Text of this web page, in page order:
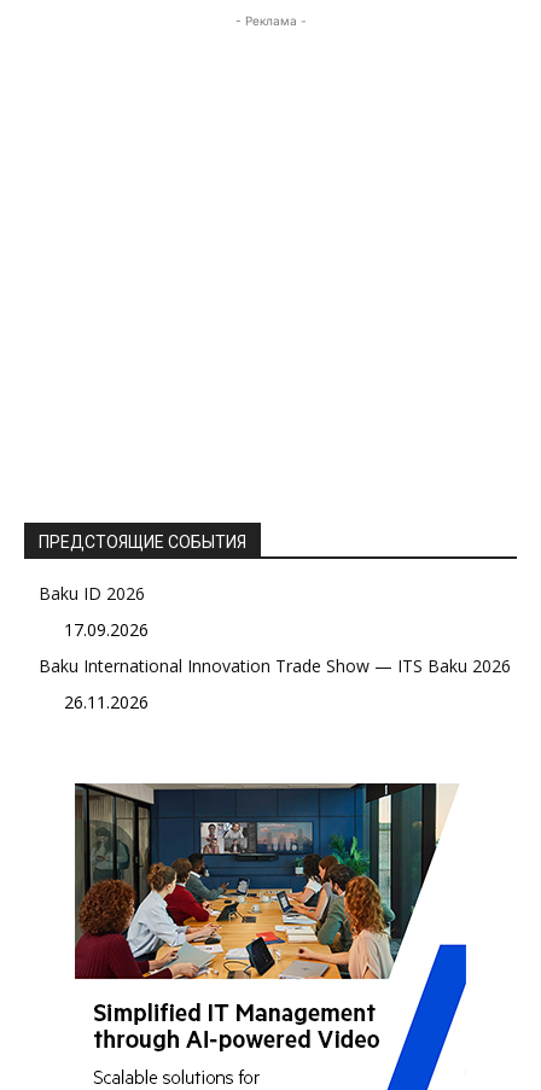
- Реклама -
ПРЕДСТОЯЩИЕ СОБЫТИЯ
Baku ID 2026
17.09.2026
Baku International Innovation Trade Show — ITS Baku 2026
26.11.2026